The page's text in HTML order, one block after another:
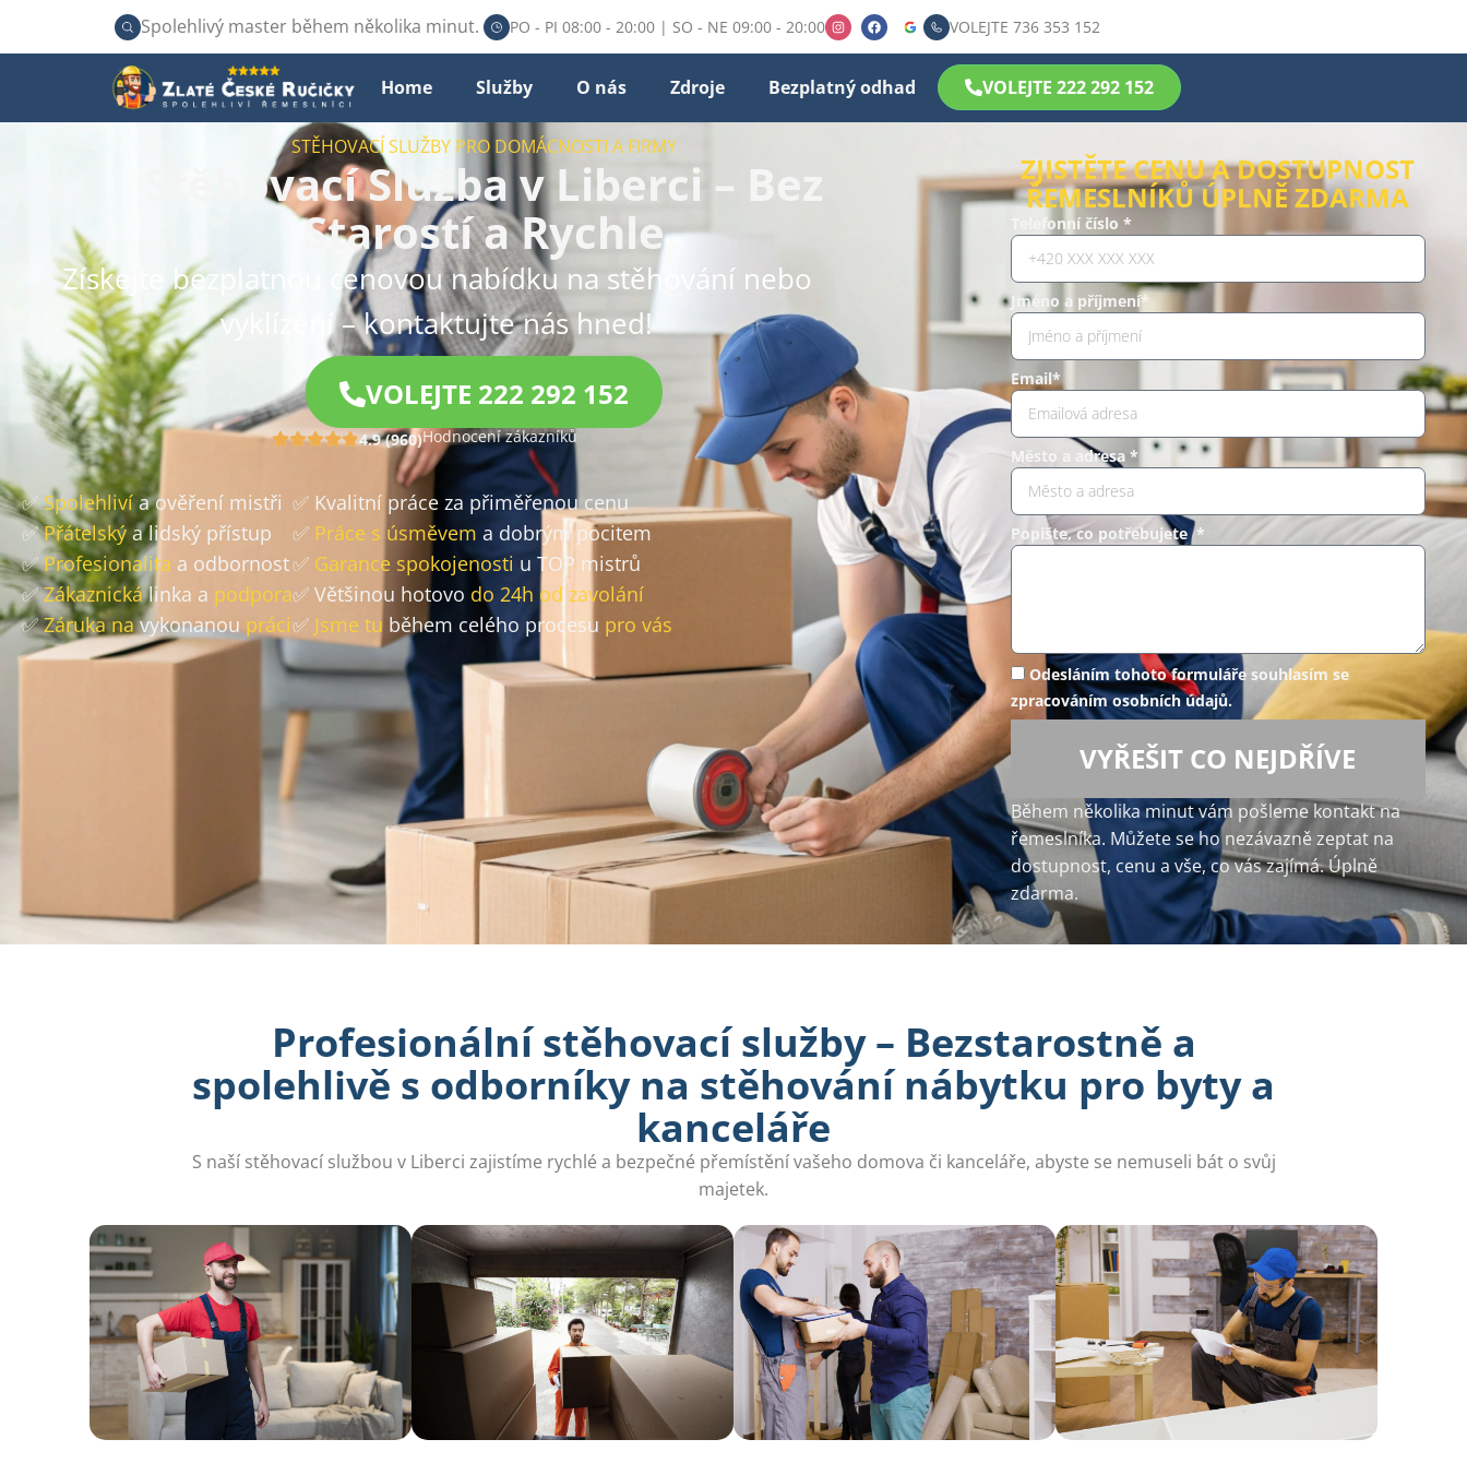
Spolehlivý master během několika minut. PO - PI 08:00 - 20:00 | SO - NE 09:00 - 20:00 VOLEJTE 736 353 152
Home Služby O nás Zdroje Bezplatný odhad VOLEJTE 222 292 152
STĚHOVACÍ SLUŽBY PRO DOMÁCNOSTI A FIRMY
Stěhovací Služba v Liberci – Bez
Starostí a Rychle
Získejte bezplatnou cenovou nabídku na stěhování nebo
vyklízení – kontaktujte nás hned!
VOLEJTE 222 292 152
4.9 (960)Hodnocení zákazníků
✅Spolehlivía ověření mistři
✅Přátelskýa lidský přístup
✅Profesionalita a odbornost
✅Zákaznickálinka a podpora
✅Záruka navykonanou práci
✅ Kvalitní práce za přiměřenou cenu
✅ Práce s úsměvem a dobrým pocitem
✅ Garance spokojenosti u TOP mistrů
✅ Většinou hotovo do 24h od zavolání
✅ Jsme tu během celého procesu pro vás
ZJISTĚTE CENU A DOSTUPNOST
ŘEMESLNÍKŮ ÚPLNĚ ZDARMA
Telefonní číslo *
Jméno a příjmení*
Email*
Město a adresa *
Popište, co potřebujete *
Odesláním tohoto formuláře souhlasím se
zpracováním osobních údajů.
VYŘEŠIT CO NEJDŘÍVE
Během několika minut vám pošleme kontakt na
řemeslníka. Můžete se ho nezávazně zeptat na
dostupnost, cenu a vše, co vás zajímá. Úplně
zdarma.
Profesionální stěhovací služby – Bezstarostně a
spolehlivě s odborníky na stěhování nábytku pro byty a
kanceláře
S naší stěhovací službou v Liberci zajistíme rychlé a bezpečné přemístění vašeho domova či kanceláře, abyste se nemuseli bát o svůj
majetek.